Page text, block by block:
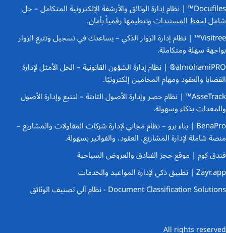
Docufiles™ | نظام إدارة الوثائق والأرشفة الإلكترونية المتكامل
– حل
شامل لحفظ المستندات وتنظيمها رقمياً بأمان.
Visitree™ | نظام إدارة الزوار الذكي
– يساعدك في تسجيل وتتبع الزوار
بواجهة سهلة ومتكاملة.
almohamiPRO® | نظام إدارة الشؤون القانونية
– الحل الأمثل لإدارة
القضايا والعقود ومهام المحامين إلكترونيًا.
AsseTrack™ | نظام حصر وإدارة الأصول الثابتة
– لتتبع وإدارة الأصول
والمعدات بذكاء وسهولة.
BenaPro | بناء برو – نظام مجاني لإدارة شركات المقاولات والمشاريع
–
منصة شاملة لإدارة المشاريع، العقود، والفواتير بسهولة.
فندق كوم | موقع حجز الفنادق والعروض السياحية
Zayr.app | تطبيق ذكي لإدارة المواعيد والخدمات
Document Classification Solutions - نظام آلي تصنيف الوثائق
All rights reserved